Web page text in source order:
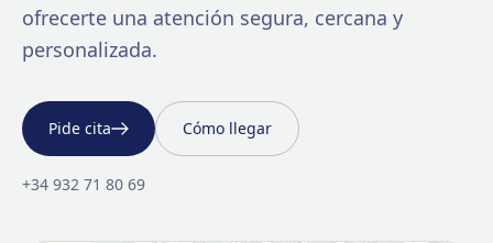
ofrecerte una atención segura, cercana y
personalizada.
Pide cita Cómo llegar
+34 932 71 80 69